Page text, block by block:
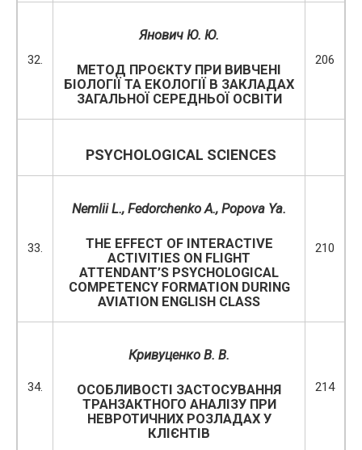
32.
Янович Ю. Ю.
МЕТОД ПРОЄКТУ ПРИ ВИВЧЕНІ
БІОЛОГІЇ ТА ЕКОЛОГІЇ В ЗАКЛАДАХ
ЗАГАЛЬНОЇ СЕРЕДНЬОЇ ОСВІТИ
206
PSYCHOLOGICAL SCIENCES
33.
Nemlii L., Fedorchenko A., Popova Ya.
THE EFFECT OF INTERACTIVE
ACTIVITIES ON FLIGHT
ATTENDANT’S PSYCHOLOGICAL
COMPETENCY FORMATION DURING
AVIATION ENGLISH CLASS
210
34.
Кривуценко В. В.
ОСОБЛИВОСТІ ЗАСТОСУВАННЯ
ТРАНЗАКТНОГО АНАЛІЗУ ПРИ
НЕВРОТИЧНИХ РОЗЛАДАХ У
КЛІЄНТІВ
214